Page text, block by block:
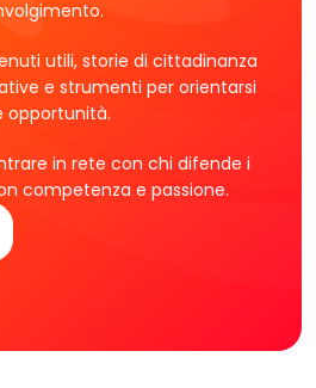
utili, storie di cittadinanza
e strumenti per orientarsi
opportunità.
in rete con chi difende i
competenza e passione.